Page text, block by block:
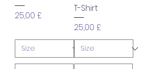
Pris
25,00 £
T-Shirt
Pris
25,00 £